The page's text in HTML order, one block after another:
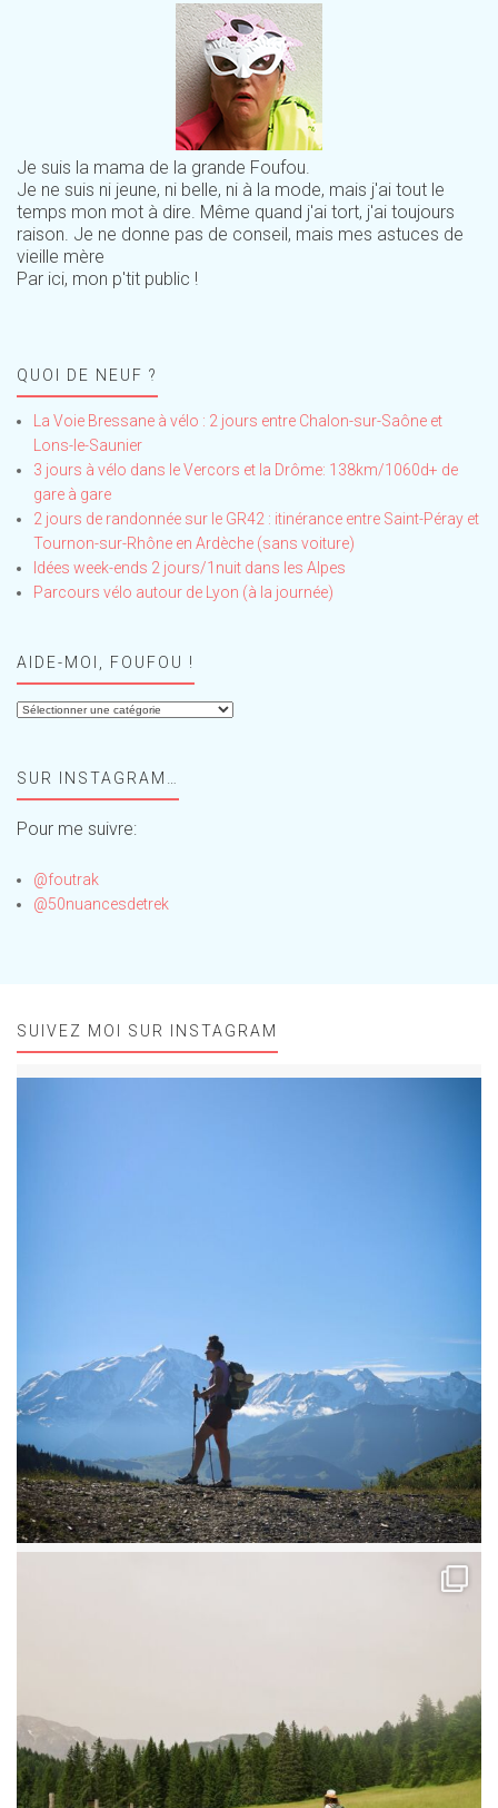
Je suis la mama de la grande Foufou.
Je ne suis ni jeune, ni belle, ni à la mode, mais j'ai tout le
temps mon mot à dire. Même quand j'ai tort, j'ai toujours
raison. Je ne donne pas de conseil, mais mes astuces de
vieille mère
Par ici, mon p'tit public !
QUOI DE NEUF ?
La Voie Bressane à vélo : 2 jours entre Chalon-sur-Saône et
Lons-le-Saunier
3 jours à vélo dans le Vercors et la Drôme: 138km/1060d+ de
gare à gare
2 jours de randonnée sur le GR42 : itinérance entre Saint-Péray et
Tournon-sur-Rhône en Ardèche (sans voiture)
Idées week-ends 2 jours/1nuit dans les Alpes
Parcours vélo autour de Lyon (à la journée)
AIDE-MOI, FOUFOU !
Aide-
!SUR INSTAGRAM…
Pour me suivre:
@foutrak
@50nuancesdetrek
SUIVEZ MOI SUR INSTAGRAM